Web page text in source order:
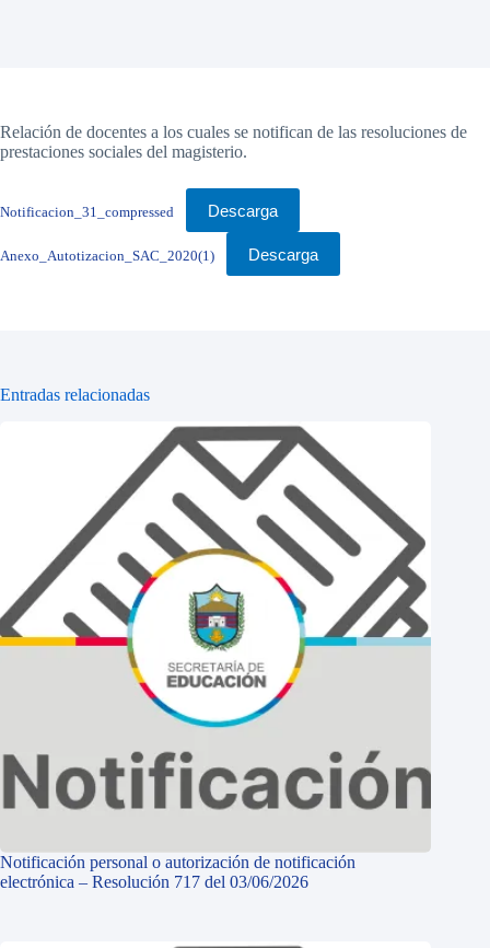
Relación de docentes a los cuales se notifican de las resoluciones de
prestaciones sociales del magisterio.
Notificacion_31_compressed Descarga
Anexo_Autotizacion_SAC_2020(1) Descarga
Entradas relacionadas
Notificación personal o autorización de notificación
electrónica – Resolución 717 del 03/06/2026